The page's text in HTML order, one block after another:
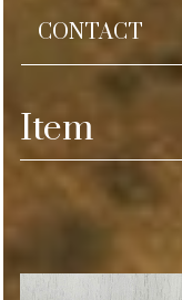
CONTACT
Item